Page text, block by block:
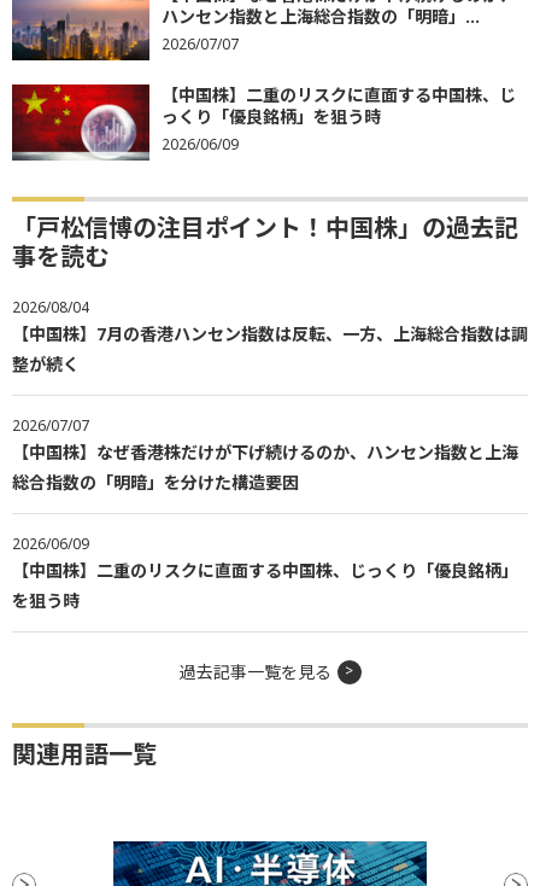
ハンセン指数と上海総合指数の「明暗」...
2026/07/07
【中国株】二重のリスクに直面する中国株、じ
っくり「優良銘柄」を狙う時
2026/06/09
「戸松信博の注目ポイント！中国株」の過去記
事を読む
2026/08/04
【中国株】7月の香港ハンセン指数は反転、一方、上海総合指数は調
整が続く
2026/07/07
【中国株】なぜ香港株だけが下げ続けるのか、ハンセン指数と上海
総合指数の「明暗」を分けた構造要因
2026/06/09
【中国株】二重のリスクに直面する中国株、じっくり「優良銘柄」
を狙う時
過去記事一覧を見る
関連用語一覧